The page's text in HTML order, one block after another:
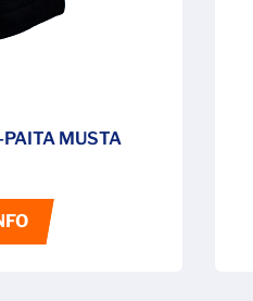
PAITA MUSTA